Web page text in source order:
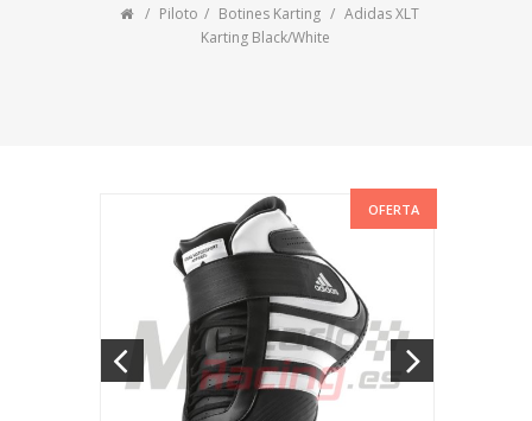
Piloto Botines Karting
Adidas XLT
Karting Black/White
OFERTA